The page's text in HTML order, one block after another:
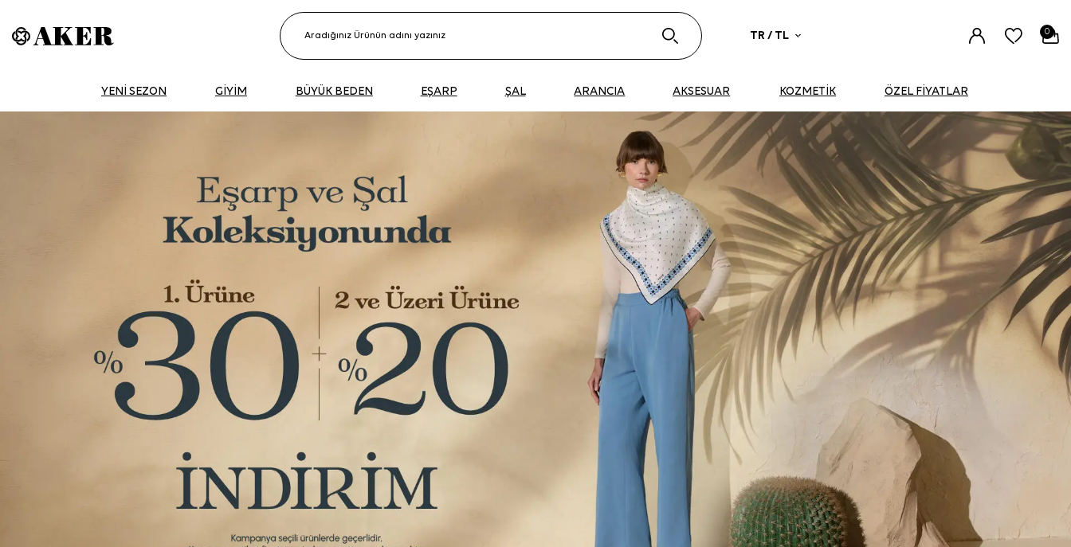
TR / TL 0
YENİ SEZON GİYİM BÜYÜK BEDEN EŞARP ŞAL ARANCIA AKSESUAR KOZMETİK ÖZEL FİYATLAR